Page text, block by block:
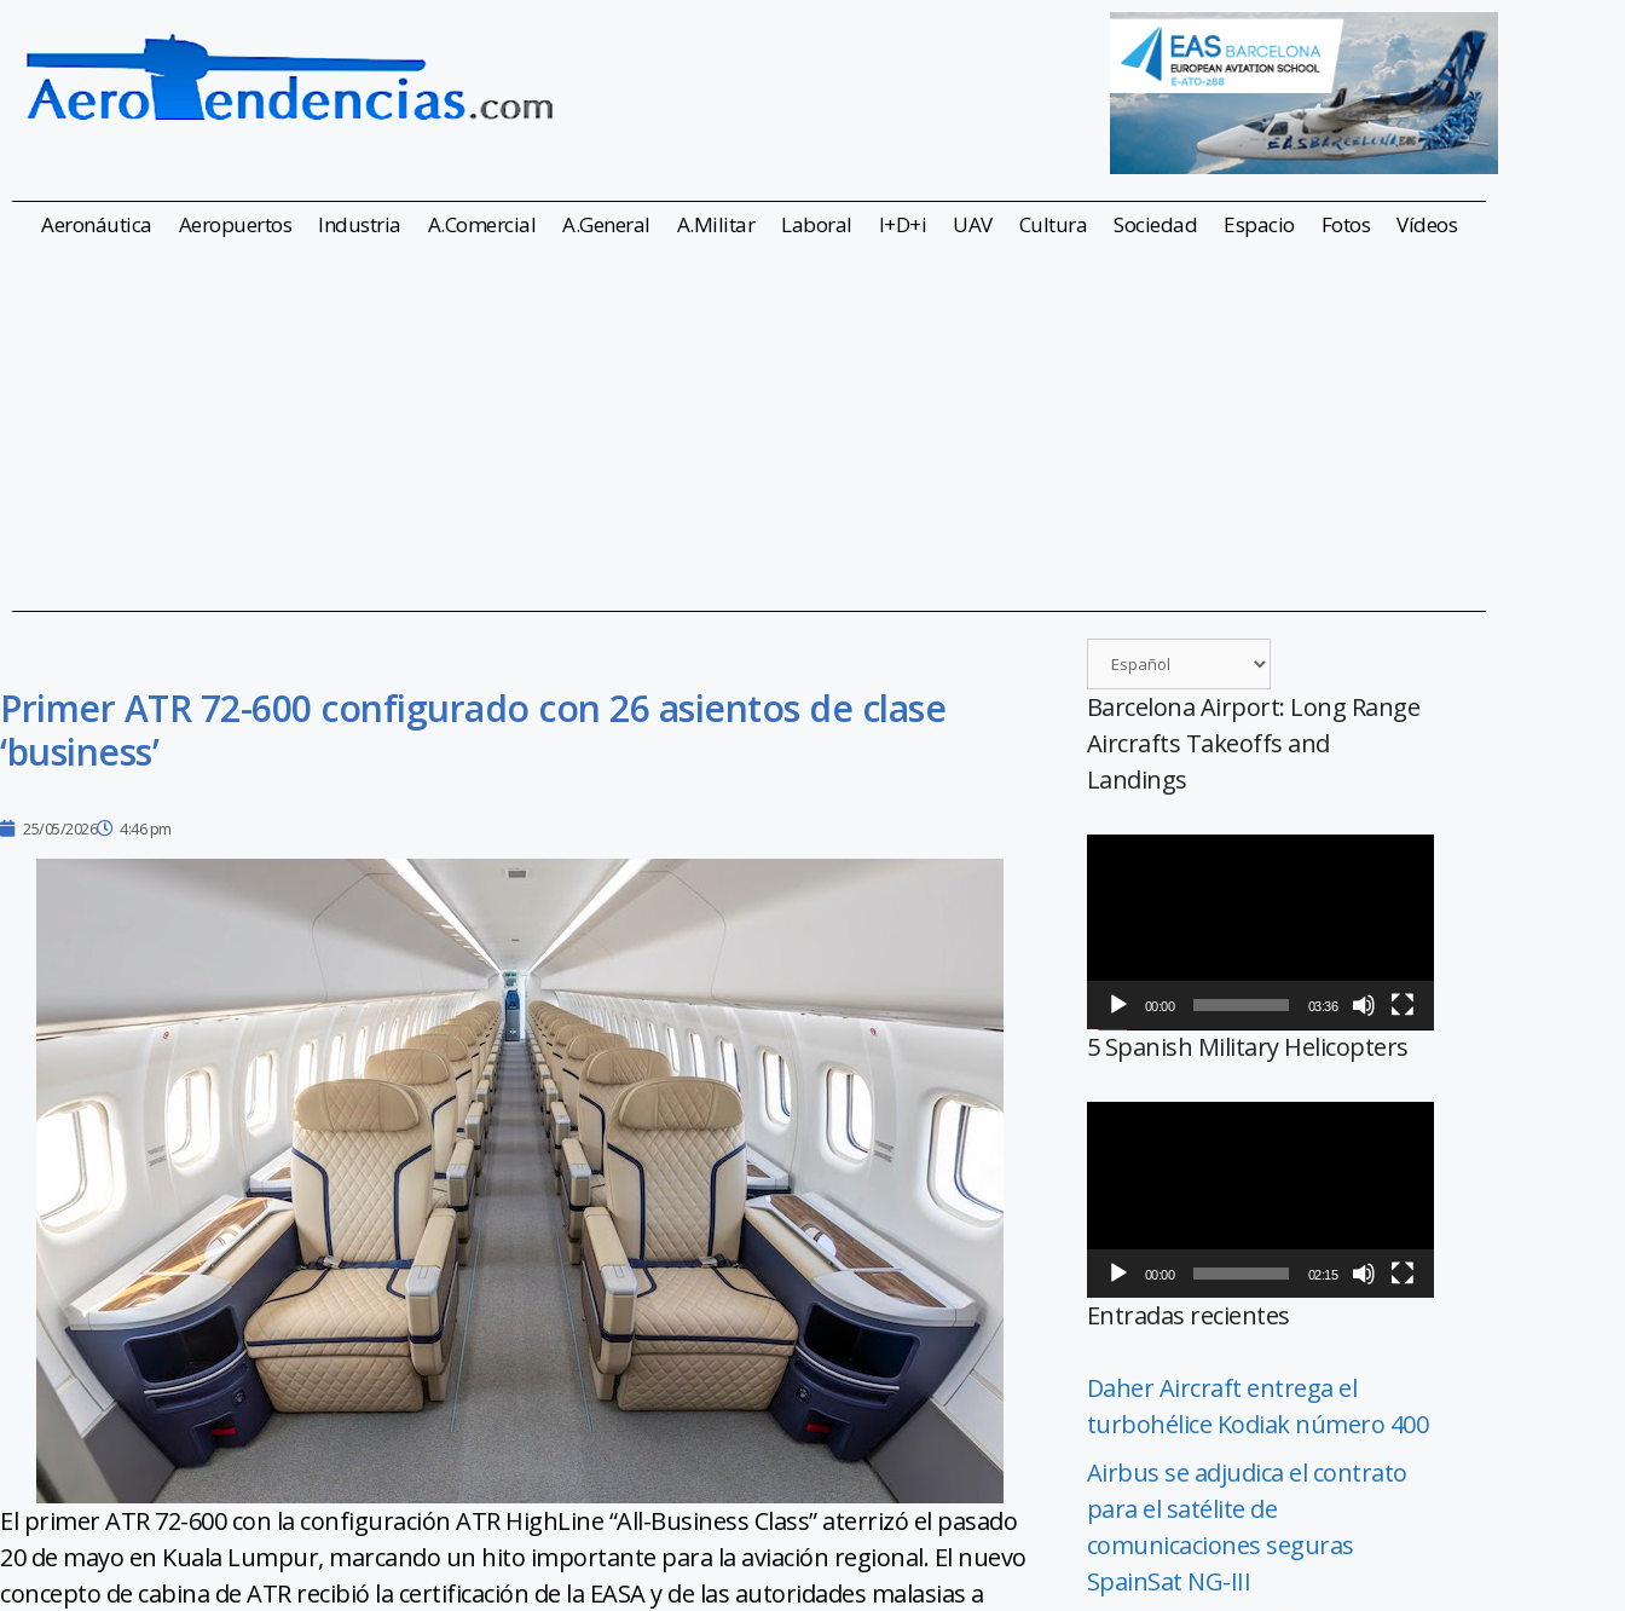
Aeronáutica Aeropuertos Industria A.Comercial A.General A.Militar Laboral I+D+i UAV Cultura Sociedad Espacio Fotos Vídeos
Primer ATR 72-600 configurado con 26 asientos de clase
‘business’
25/05/2026 4:46 pm
El primer ATR 72-600 con la configuración ATR HighLine “All-Business Class” aterrizó el pasado
20 de mayo en Kuala Lumpur, marcando un hito importante para la aviación regional. El nuevo
concepto de cabina de ATR recibió la certificación de la EASA y de las autoridades malasias a
Barcelona Airport: Long Range
Aircrafts Takeoffs and
Landings
00:00 03:36
5 Spanish Military Helicopters
00:00 02:15
Entradas recientes
Daher Aircraft entrega el
turbohélice Kodiak número 400
Airbus se adjudica el contrato
para el satélite de
comunicaciones seguras
SpainSat NG-III